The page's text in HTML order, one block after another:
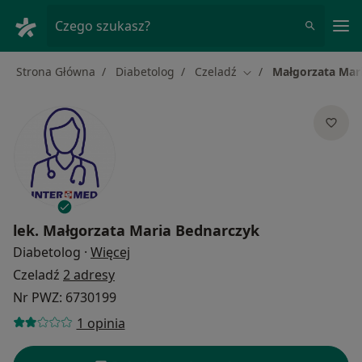
Czego szukasz?
Strona Główna Diabetolog Czeladź Zmień miasto
Małgorzata
lek. Małgorzata Maria Bednarczyk
Diabetolog · Więcej
Czeladź 2 adresy
Nr PWZ: 6730199
1 opinia